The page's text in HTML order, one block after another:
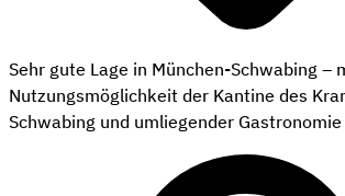
Sehr gute Lage in München-Schwabing –
Nutzungsmöglichkeit der Kantine des
Schwabing und umliegender Gastronomie